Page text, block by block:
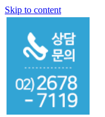
Skip to content